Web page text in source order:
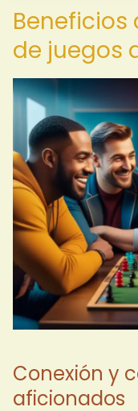
Beneficios
de juegos
Conexión y
aficionados